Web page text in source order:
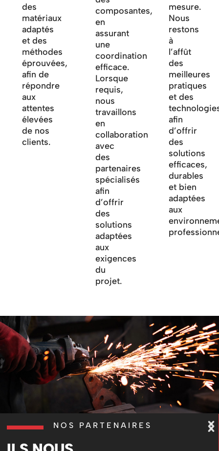
des
matériaux
adaptés
et des
méthodes
éprouvées,
afin de
répondre
aux
attentes
élevées
de nos
clients.
composantes,
en
assurant
une
coordination
efficace.
Lorsque
requis,
nous
travaillons
en
collaboration
avec
des
partenaires
spécialisés
afin
d’offrir
des
solutions
adaptées
aux
exigences
du
projet.
mesure.
Nous
restons
à
l’affût
des
meilleures
pratiques
et des
afin
d’offrir
des
solutions
efficaces,
durables
et bien
adaptées
aux
NOS PARTENAIRES